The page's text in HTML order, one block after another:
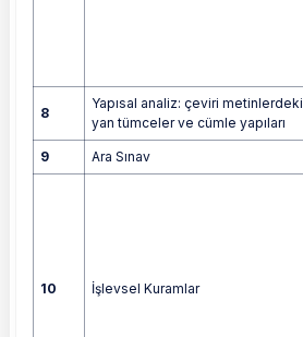
8
Yapısal analiz: çeviri metinlerdeki
yan tümceler ve cümle yapıları
9 Ara Sınav
10 İşlevsel Kuramlar